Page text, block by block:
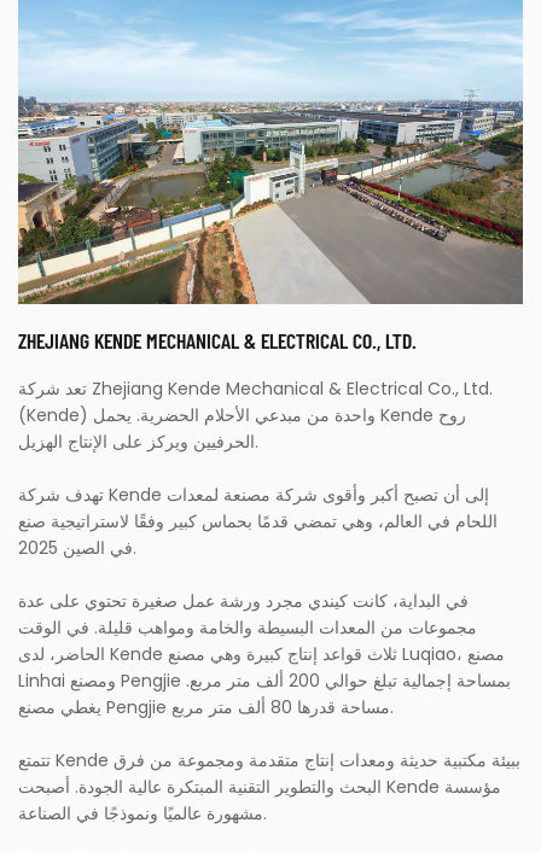
ZHEJIANG KENDE MECHANICAL & ELECTRICAL CO., LTD.
تعد شركة Zhejiang Kende Mechanical & Electrical Co., Ltd.
(Kende) واحدة من مبدعي الأحلام الحضرية. يحمل Kende روح
الحرفيين ويركز على الإنتاج الهزيل.
تهدف شركة Kende إلى أن تصبح أكبر وأقوى شركة مصنعة لمعدات
اللحام في العالم، وهي تمضي قدمًا بحماس كبير وفقًا لاستراتيجية صنع
في الصين 2025.
في البداية، كانت كيندي مجرد ورشة عمل صغيرة تحتوي على عدة
مجموعات من المعدات البسيطة والخامة ومواهب قليلة. في الوقت
الحاضر، لدى Kende ثلاث قواعد إنتاج كبيرة وهي مصنع Luqiao، مصنع
Linhai ومصنع Pengjie بمساحة إجمالية تبلغ حوالي 200 ألف متر مربع.
يغطي مصنع Pengjie مساحة قدرها 80 ألف متر مربع.
تتمتع Kende ببيئة مكتبية حديثة ومعدات إنتاج متقدمة ومجموعة من فرق
البحث والتطوير التقنية المبتكرة عالية الجودة. أصبحت Kende مؤسسة
مشهورة عالميًا ونموذجًا في الصناعة.